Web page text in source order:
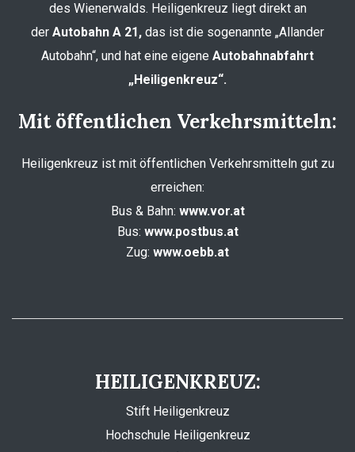
des Wienerwalds. Heiligenkreuz liegt direkt an
der Autobahn A 21, das ist die sogenannte „Allander
Autobahn“, und hat eine eigene Autobahnabfahrt
„Heiligenkreuz“.
Mit öffentlichen Verkehrsmitteln:
Heiligenkreuz ist mit öffentlichen Verkehrsmitteln gut zu
erreichen:
Bus & Bahn: www.vor.at
Bus: www.postbus.at
Zug: www.oebb.at
HEILIGENKREUZ:
Stift Heiligenkreuz
Hochschule Heiligenkreuz